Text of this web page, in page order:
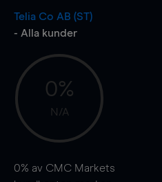
Telia Co AB (ST)
- Alla kunder
0%
N/A
0% av CMC Markets